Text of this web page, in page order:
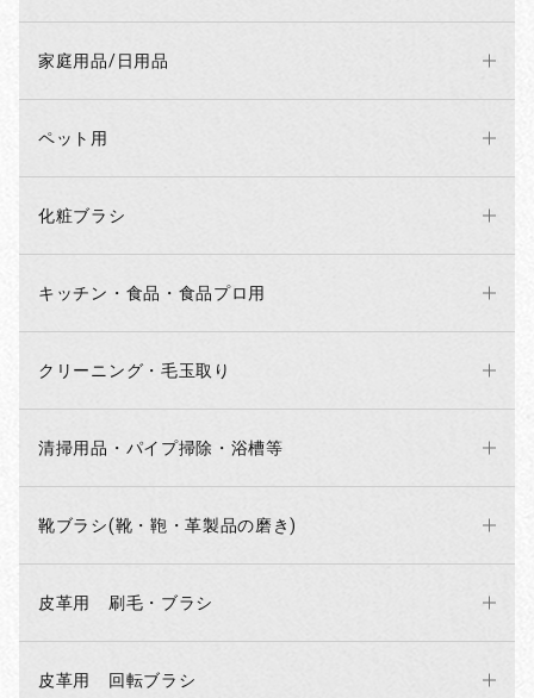
家庭用品/日用品
ペット用
化粧ブラシ
キッチン・食品・食品プロ用
クリーニング・毛玉取り
清掃用品・パイプ掃除・浴槽等
靴ブラシ(靴・鞄・革製品の磨き)
皮革用 刷毛・ブラシ
皮革用 回転ブラシ